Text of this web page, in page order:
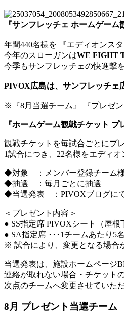
『サンフレッチェ ホームゲーム
年間440名様を 『エディオンス
今年のスローガンはWE FIGHT
今季もサンフレッチェの快進撃
PIVOX広島は、サンフレッチェ
※『8月当選チーム』 『プレゼ
『ホームゲーム観戦チケット プ
観戦チケットを毎試合ごとにプ
1試合につき、22名様をエディ
◆対象 ：メンバー登録チーム
◆抽選 ：毎月ごとに抽選
◆当選発表 ：PIVOXブログに
＜プレゼント内容＞
● SS指定席 PIVOXシート（屋根
● SA指定席 ･･･1チームあたり5
※ 試合により、変更となる場合
当選発表は、施設ホームページ
連絡が取れない場合・チケット
次点のチームへ変更させていた
8月 プレゼント当選チーム